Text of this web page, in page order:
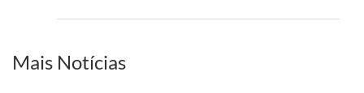
PI
Mais Notícias